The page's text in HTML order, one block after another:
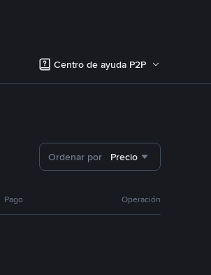
Centro de ayuda P2P
Ordenar por Precio
Pago Operación